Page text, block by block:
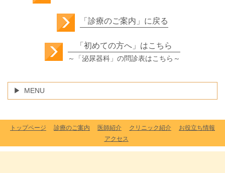
「診療のご案内」に戻る
「初めての方へ」はこちら
～「泌尿器科」の問診表はこちら～
MENU
トップページ 診療のご案内 医師紹介 クリニック紹介
お役立ち情報
アクセス